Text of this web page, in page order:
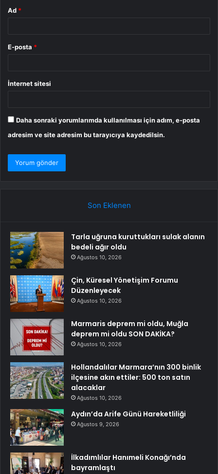
Ad *
E-posta *
İnternet sitesi
Daha sonraki yorumlarımda kullanılması için adım, e-posta
adresim ve site adresim bu tarayıcıya kaydedilsin.
Son Eklenen
Tarla uğruna kuruttukları sulak alanın
bedeli ağır oldu
Ağustos 10, 2026
Çin, Küresel Yönetişim Forumu
Düzenleyecek
Ağustos 10, 2026
Marmaris deprem mi oldu, Muğla
deprem mi oldu SON DAKİKA?
Ağustos 10, 2026
Hollandalılar Marmara’nın 300 binlik
ilçesine akın ettiler: 500 ton satın
alacaklar
Ağustos 10, 2026
Aydın’da Arife Günü Hareketliliği
Ağustos 9, 2026
İlkadımlılar Hanımeli Konağı’nda
bayramlaştı